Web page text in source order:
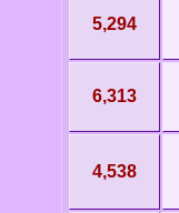
5,294
6,313
4,538